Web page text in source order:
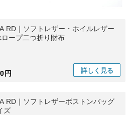
RD｜ソフトレザー・ホイルレザー
ロープ二つ折り財布
円 詳しく 見る
RD｜ソフトレザーボストンバッグ
ズ